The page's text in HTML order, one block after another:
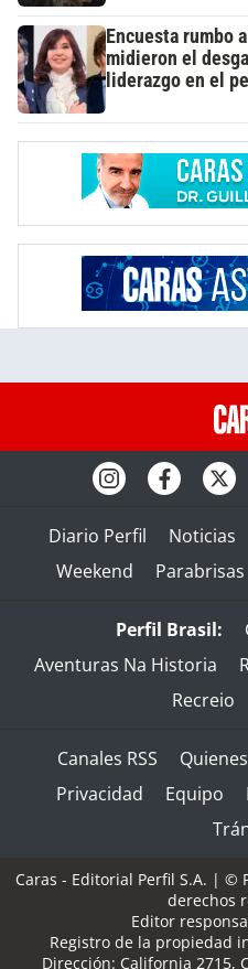
Encuesta rumbo
midieron el
liderazgo en el
Diario Perfil Noticias
Weekend
Parabrisas
Perfil Brasil:
Aventuras Na Historia
Recreio
Canales RSS
Privacidad
Equipo
Caras - Editorial Perfil S.A. | ©
derechos
Editor
Registro de la propiedad
Dirección: California 2715,